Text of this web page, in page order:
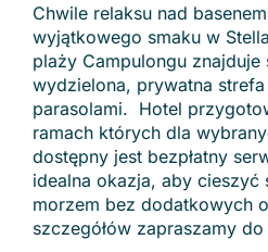
Chwile relaksu nad
wyjątkowego smaku w
plaży Campulongu znajduje
wydzielona, prywatna
parasolami. Hotel
ramach których dla
dostępny jest bezpłatny
idealna okazja, aby cieszyć
morzem bez dodatkowych
szczegółów zapraszamy